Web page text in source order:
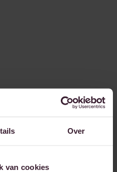
Over
van cookies